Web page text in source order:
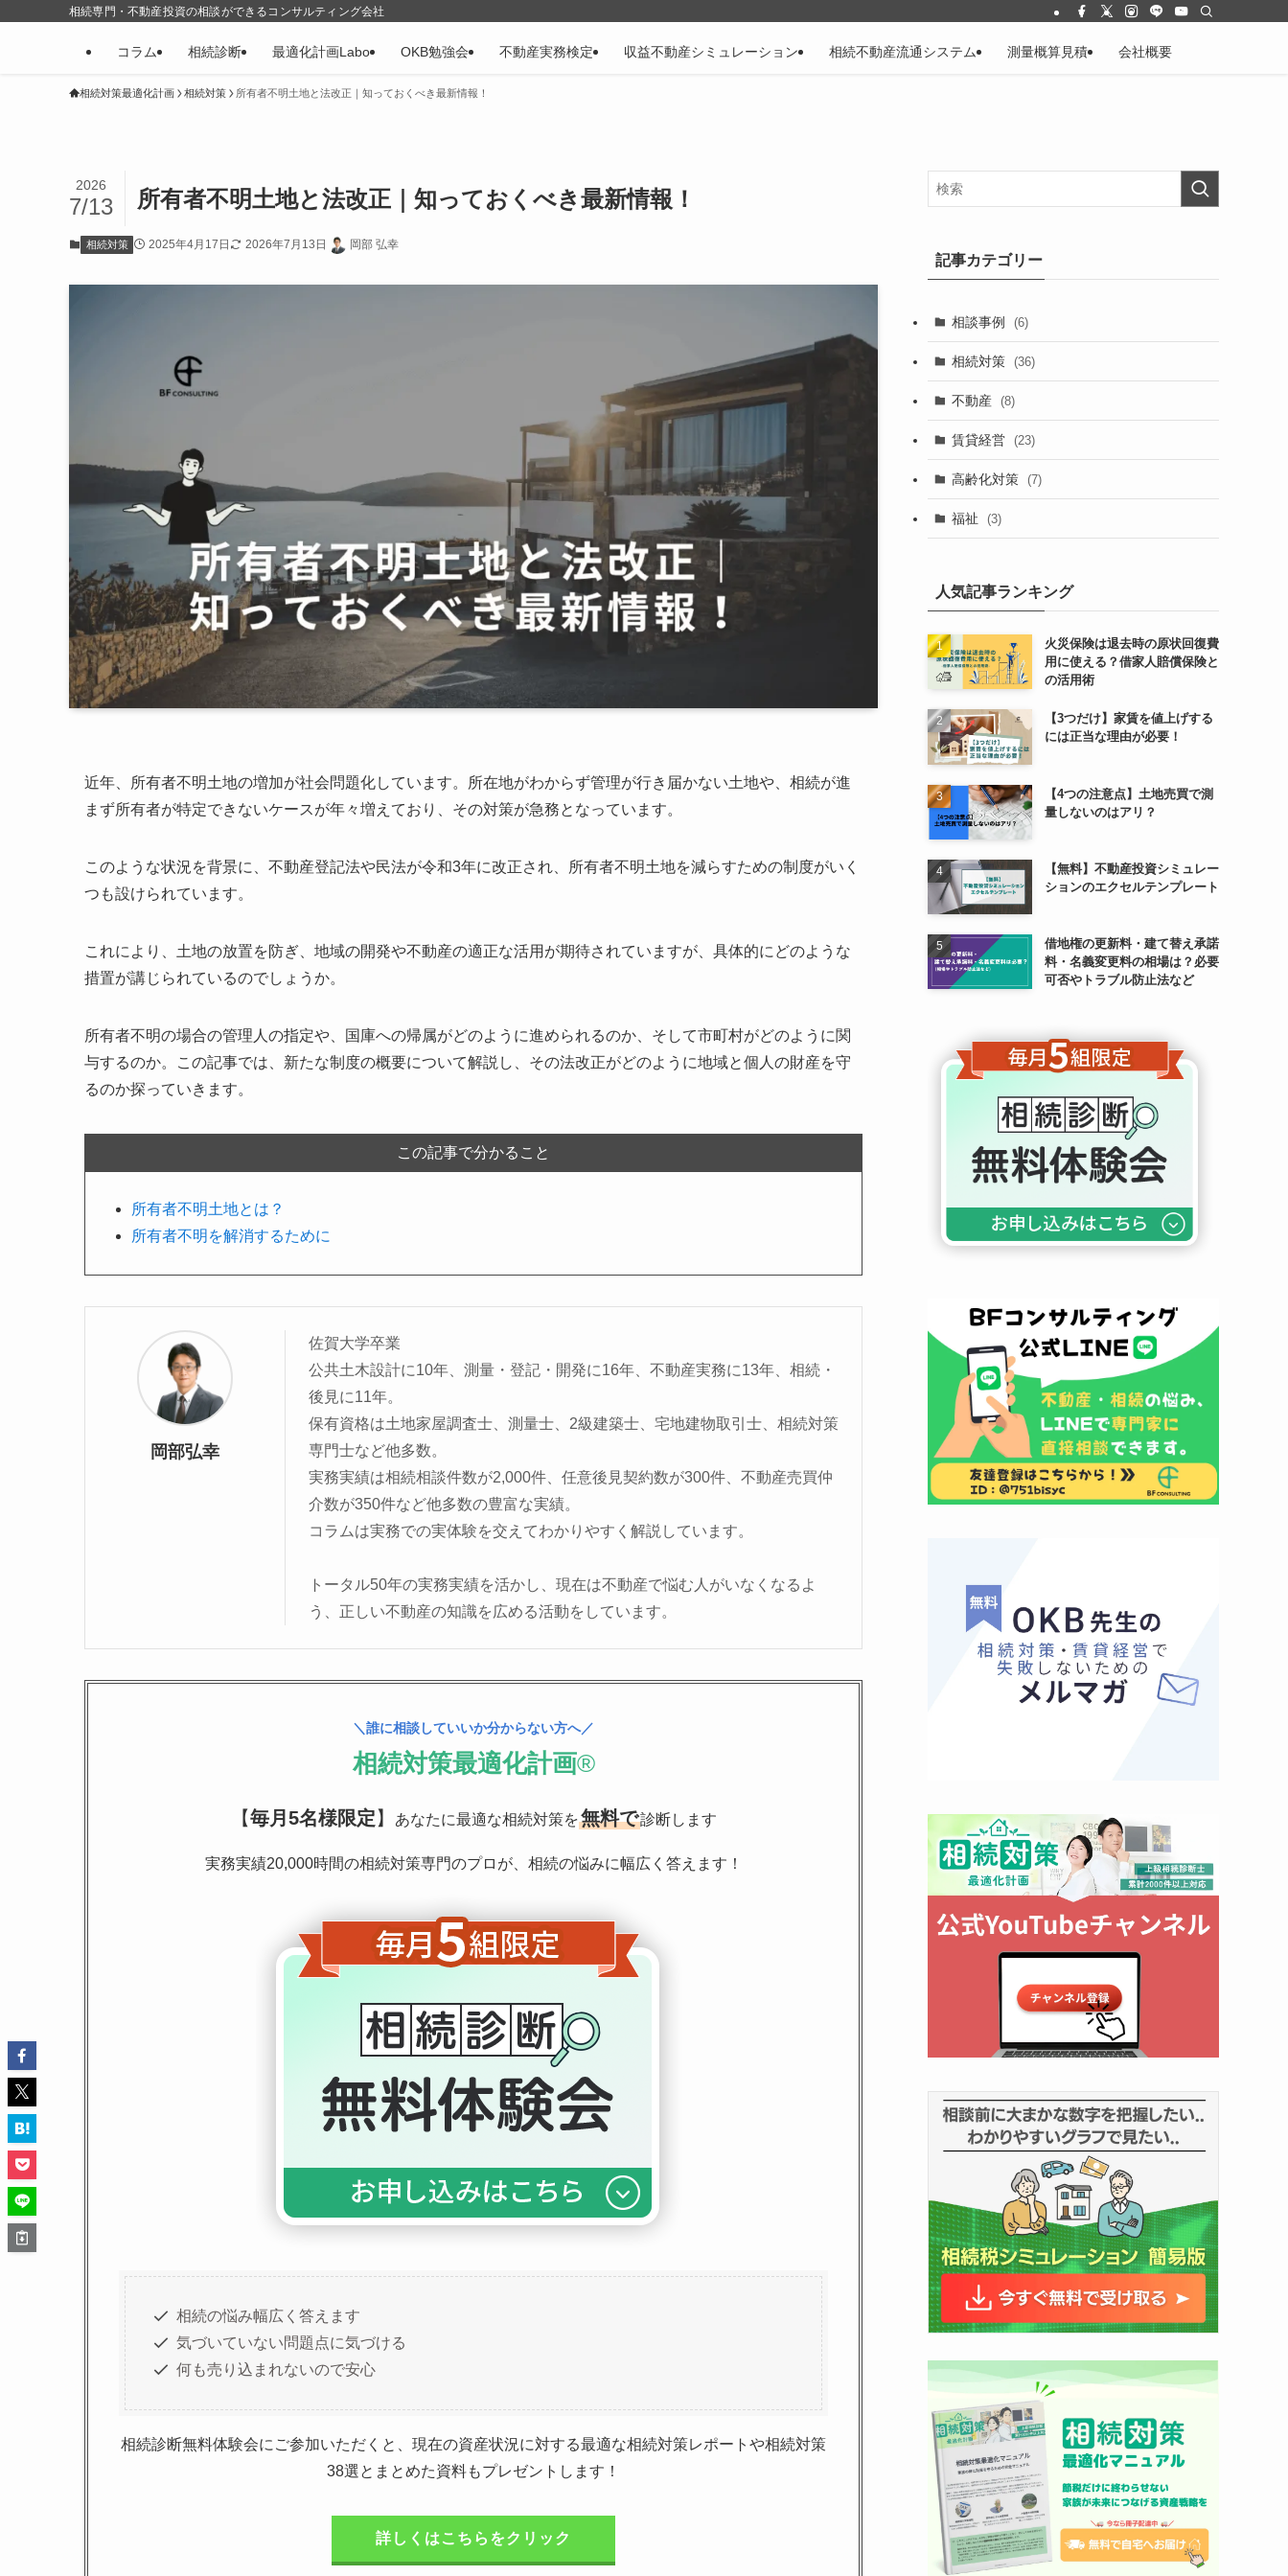
相続専門・不動産投資の相談ができるコンサルティング会社
コラム 相続診断 最適化計画Labo OKB勉強会 不動産実務検定 収益不動産シミュレーション 相続不動産流通システム 測量概算見積 会社概要
相続対策最適化計画 相続対策 所有者不明土地と法改正｜知っておくべき最新情報！
所有者不明土地と法改正｜知っておくべき最新情報！
2026
7/13
相続対策 2025年4月17日 2026年7月13日 岡部 弘幸
近年、所有者不明土地の増加が社会問題化しています。所在地がわからず管理が行き届かない土地や、相続が進
まず所有者が特定できないケースが年々増えており、その対策が急務となっています。
このような状況を背景に、不動産登記法や民法が令和3年に改正され、所有者不明土地を減らすための制度がいく
つも設けられています。
これにより、土地の放置を防ぎ、地域の開発や不動産の適正な活用が期待されていますが、具体的にどのような
措置が講じられているのでしょうか。
所有者不明の場合の管理人の指定や、国庫への帰属がどのように進められるのか、そして市町村がどのように関
与するのか。この記事では、新たな制度の概要について解説し、その法改正がどのように地域と個人の財産を守
るのか探っていきます。
この記事で分かること
所有者不明土地とは？
所有者不明を解消するために
岡部弘幸
佐賀大学卒業
公共土木設計に10年、測量・登記・開発に16年、不動産実務に13年、相続・
後見に11年。
保有資格は土地家屋調査士、測量士、2級建築士、宅地建物取引士、相続対策
専門士など他多数。
実務実績は相続相談件数が2,000件、任意後見契約数が300件、不動産売買仲
介数が350件など他多数の豊富な実績。
コラムは実務での実体験を交えてわかりやすく解説しています。
トータル50年の実務実績を活かし、現在は不動産で悩む人がいなくなるよ
う、正しい不動産の知識を広める活動をしています。
＼誰に相談していいか分からない方へ／
相続対策最適化計画®
【毎月5名様限定】 あなたに最適な相続対策を無料で診断します
実務実績20,000時間の相続対策専門のプロが、相続の悩みに幅広く答えます！
相続の悩み幅広く答えます
気づいていない問題点に気づける
何も売り込まれないので安心
相続診断無料体験会にご参加いただくと、現在の資産状況に対する最適な相続対策レポートや相続対策
38選とまとめた資料もプレゼントします！
詳しくはこちらをクリック
記事カテゴリー
相談事例 (6)
相続対策 (36)
不動産 (8)
賃貸経営 (23)
高齢化対策 (7)
福祉 (3)
人気記事ランキング
火災保険は退去時の原状回復費
用に使える？借家人賠償保険と
の活用術
【3つだけ】家賃を値上げする
には正当な理由が必要！
【4つの注意点】土地売買で測
量しないのはアリ？
【無料】不動産投資シミュレー
ションのエクセルテンプレート
借地権の更新料・建て替え承諾
料・名義変更料の相場は？必要
可否やトラブル防止法など